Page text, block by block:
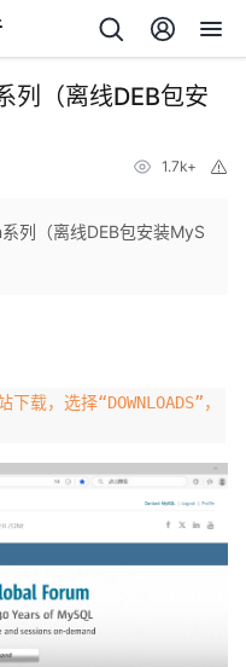
列（离线DEB包安
1.7k+
列（离线DEB包安装MyS
，选择“DOWNLOADS”，